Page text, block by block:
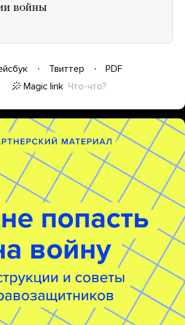
войны
Твиттер
PDF
Magic link Что-что?